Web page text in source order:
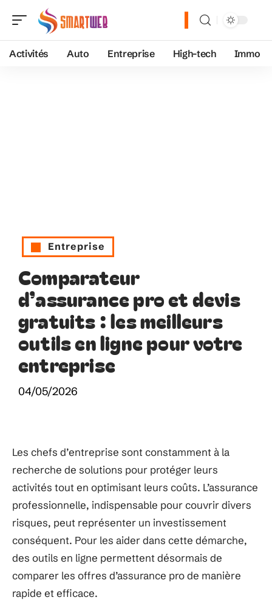
Activités Auto Entreprise High-tech Immo
Entreprise
Comparateur
d’assurance pro et devis
gratuits : les meilleurs
outils en ligne pour votre
entreprise
04/05/2026
Les chefs d’entreprise sont constamment à la
recherche de solutions pour protéger leurs
activités tout en optimisant leurs coûts. L’assurance
professionnelle, indispensable pour couvrir divers
risques, peut représenter un investissement
conséquent. Pour les aider dans cette démarche,
des outils en ligne permettent désormais de
comparer les offres d’assurance pro de manière
rapide et efficace.